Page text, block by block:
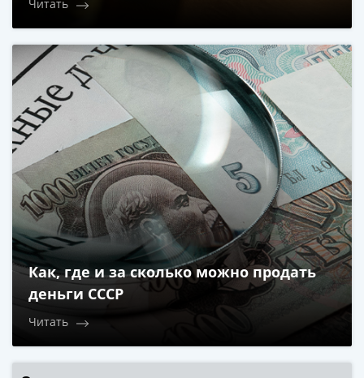
(1727-
1729)
Екатерина
(1725-
1727)
Петр
(1700-
1725)
Наборы
коллекции
Монеты
Иван
Читать
Как, где и за сколько можно продать
деньги СССР
Читать